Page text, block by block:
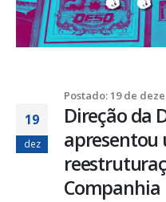
Postado: 19 de
19
dez
Direção da
apresentou
Companhia